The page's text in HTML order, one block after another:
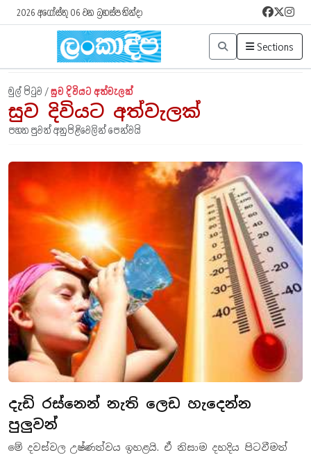
2026 අගෝස්තු 06 වන බ්‍රහස්පතින්දා
Sections
මුල් පිටුව /සුව දිවියට අත්වැලක්
සුව දිවියට අත්වැලක්
පහත පුවත් අනුපිළිවෙලින් පෙන්වයි
දැඩි රස්නෙන් නැති ලෙඩ හැදෙන්න
පුලුවන්
මේ දවස්වල උෂ්ණත්වය ඉහළයි. ඒ නිසාම දහදිය පිටවීමත්